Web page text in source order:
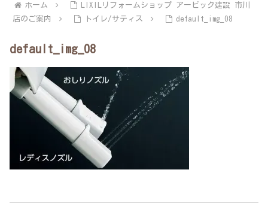
ホーム
LIXILリフォームショップ アービック建設 市川
店のご案内
トイレ/サティス default_img_08
default_img_08